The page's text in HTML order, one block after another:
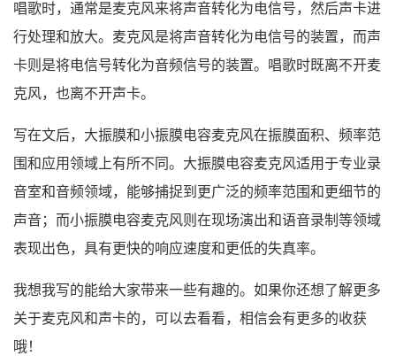
唱歌时，通常是麦克风来将声音转化为电信号，然后声卡进
行处理和放大。麦克风是将声音转化为电信号的装置，而声
卡则是将电信号转化为音频信号的装置。唱歌时既离不开麦
克风，也离不开声卡。
写在文后，大振膜和小振膜电容麦克风在振膜面积、频率范
围和应用领域上有所不同。大振膜电容麦克风适用于专业录
音室和音频领域，能够捕捉到更广泛的频率范围和更细节的
声音；而小振膜电容麦克风则在现场演出和语音录制等领域
表现出色，具有更快的响应速度和更低的失真率。
我想我写的能给大家带来一些有趣的。如果你还想了解更多
关于麦克风和声卡的，可以去看看，相信会有更多的收获
哦！